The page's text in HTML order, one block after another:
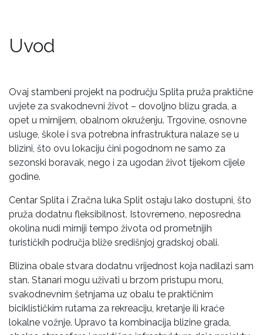
Uvod
Ovaj stambeni projekt na području Splita pruža praktične
uvjete za svakodnevni život – dovoljno blizu grada, a
opet u mirnijem, obalnom okruženju. Trgovine, osnovne
usluge, škole i sva potrebna infrastruktura nalaze se u
blizini, što ovu lokaciju čini pogodnom ne samo za
sezonski boravak, nego i za ugodan život tijekom cijele
godine.
Centar Splita i Zračna luka Split ostaju lako dostupni, što
pruža dodatnu fleksibilnost. Istovremeno, neposredna
okolina nudi mirniji tempo života od prometnijih
turističkih područja bliže središnjoj gradskoj obali.
Blizina obale stvara dodatnu vrijednost koja nadilazi sam
stan. Stanari mogu uživati u brzom pristupu moru,
svakodnevnim šetnjama uz obalu te praktičnim
biciklističkim rutama za rekreaciju, kretanje ili kraće
lokalne vožnje. Upravo ta kombinacija blizine grada,